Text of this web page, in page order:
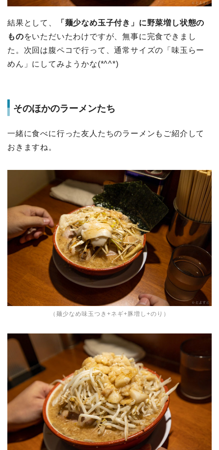
結果として、
「麺少なめ玉子付き」に野菜増し状態の
ものをいただいたわけですが、無事に完食できまし
た。次回は腹ペコで行って、通常サイズの「味玉らー
めん」にしてみようかな(*^^*)
そのほかのラーメンたち
一緒に食べに行った友人たちのラーメンもご紹介して
おきますね。
（麺少なめ味玉つき+ネギ+豚増し+のり）